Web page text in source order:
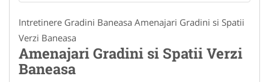
Intretinere Gradini Baneasa Amenajari Gradini si Spatii
Verzi Baneasa
Amenajari Gradini si Spatii Verzi
Baneasa